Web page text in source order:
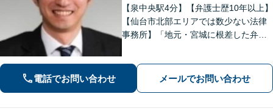
【泉中央駅4分】【弁護士歴10年以上】
【仙台市北部エリアでは数少ない法律
事務所】「地元・宮城に根差した弁護
電話でお問い合わせ メールでお問い合わせ